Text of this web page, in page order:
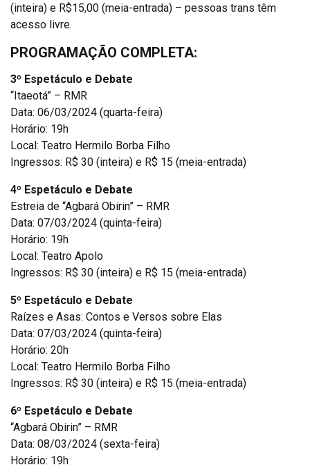
(inteira) e R$15,00 (meia-entrada) – pessoas trans têm
acesso livre.
PROGRAMAÇÃO COMPLETA:
3º Espetáculo e Debate
“Itaeotá” – RMR
Data: 06/03/2024 (quarta-feira)
Horário: 19h
Local: Teatro Hermilo Borba Filho
Ingressos: R$ 30 (inteira) e R$ 15 (meia-entrada)
4º Espetáculo e Debate
Estreia de “Agbará Obirin” – RMR
Data: 07/03/2024 (quinta-feira)
Horário: 19h
Local: Teatro Apolo
Ingressos: R$ 30 (inteira) e R$ 15 (meia-entrada)
5º Espetáculo e Debate
Raízes e Asas: Contos e Versos sobre Elas
Data: 07/03/2024 (quinta-feira)
Horário: 20h
Local: Teatro Hermilo Borba Filho
Ingressos: R$ 30 (inteira) e R$ 15 (meia-entrada)
6º Espetáculo e Debate
“Agbará Obirin” – RMR
Data: 08/03/2024 (sexta-feira)
Horário: 19h